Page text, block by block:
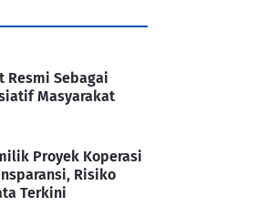
Resmi Sebagai
Masyarakat
Proyek Koperasi
Risiko
Terkini